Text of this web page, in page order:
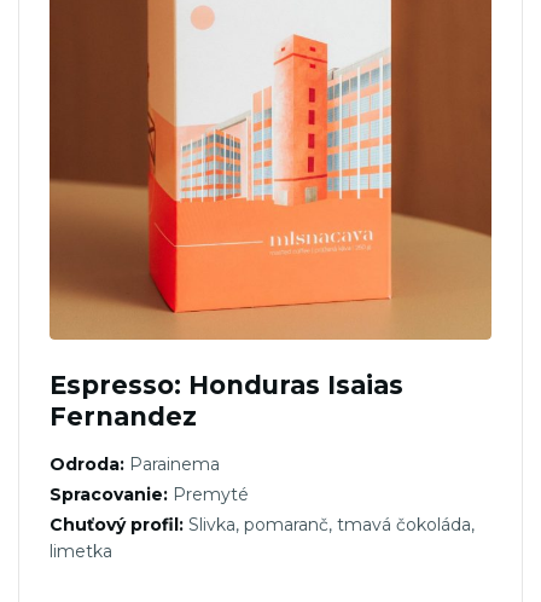
Espresso: Honduras Isaias
Fernandez
Odroda: Parainema
Spracovanie: Premyté
Chuťový profil: Slivka, pomaranč, tmavá čokoláda,
limetka